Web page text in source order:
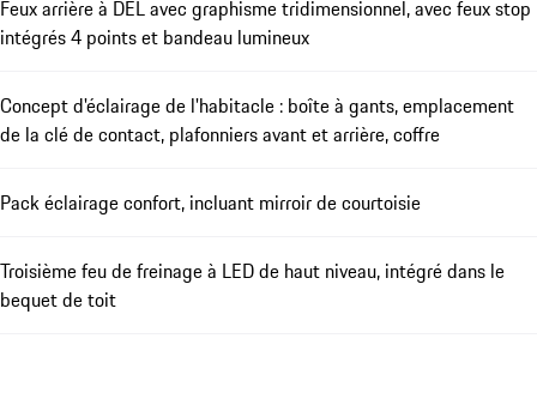
Feux arrière à DEL avec graphisme tridimensionnel, avec feux stop
intégrés 4 points et bandeau lumineux
Concept d'éclairage de l'habitacle : boîte à gants, emplacement
de la clé de contact, plafonniers avant et arrière, coffre
Pack éclairage confort, incluant mirroir de courtoisie
Troisième feu de freinage à LED de haut niveau, intégré dans le
bequet de toit